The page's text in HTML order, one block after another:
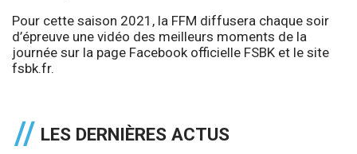
Pour cette saison 2021, la FFM diffusera chaque soir
d’épreuve une vidéo des meilleurs moments de la
journée sur la page Facebook officielle FSBK et le site
fsbk.fr.
LES DERNIÈRES ACTUS